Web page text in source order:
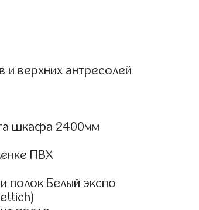
и верхних антресолей
шкафа 2400мм
ПВХ
полок Белый экспо